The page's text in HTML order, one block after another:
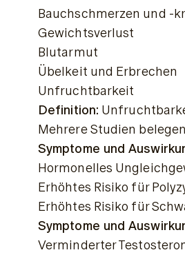
Bauchschmerzen und -
Gewichtsverlust
Blutarmut
Übelkeit und Erbrechen
Unfruchtbarkeit
Definition:
Mehrere Studien
Symptome und
Hormonelles
Erhöhtes Risiko für
Erhöhtes Risiko für
Symptome und
Verminderter